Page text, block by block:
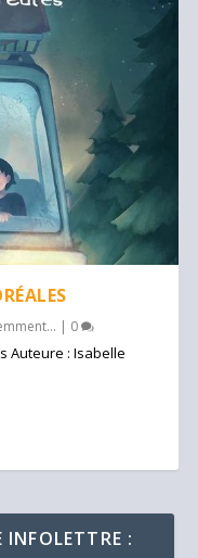
| 0
Auteure : Isabelle
INFOLETTRE :